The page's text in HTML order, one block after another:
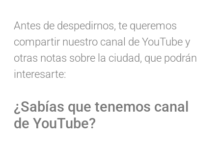
Antes de despedirnos, te queremos
compartir nuestro canal de YouTube y
otras notas sobre la ciudad, que podrán
interesarte:
¿Sabías que tenemos canal
de YouTube?